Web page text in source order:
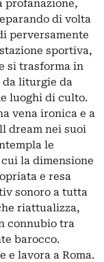
profanazione,
di volta
perversamente
sportiva,
si trasforma in
liturgie da
luoghi di culto.
vena ironica e a
dream nei suoi
le
la dimensione
e resa
sonoro a tutta
riattualizza,
connubio tra
barocco.
e lavora a Roma.